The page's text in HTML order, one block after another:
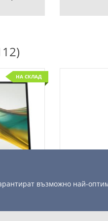
НА СКЛАД
- 527pq
възможно най-